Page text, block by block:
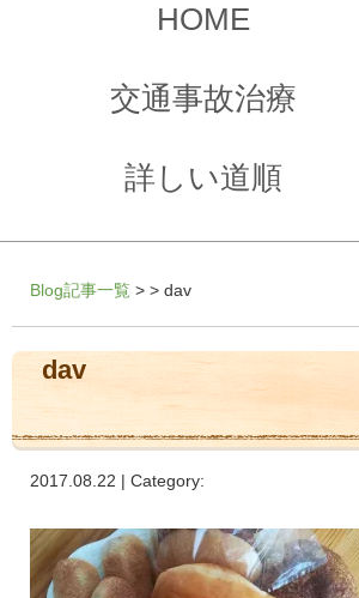
HOME
交通事故治療
詳しい道順
Blog記事一覧 > > dav
dav
2017.08.22 | Category: